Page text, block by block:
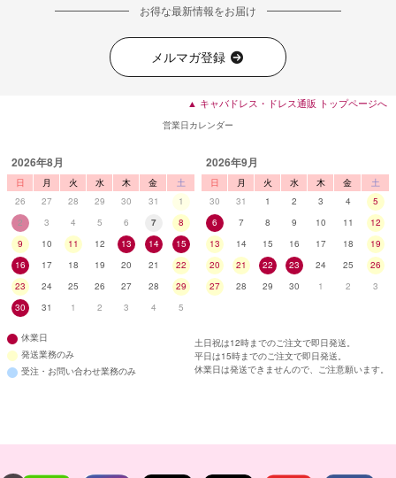
お得な最新情報をお届け
メルマガ登録
▲ キャバドレス・ドレス通販 トップページへ
営業日カレンダー
2026年8月
日 月 火 水 木 金
土
26
27 28 29 30 31
1
2
3 4 5 6 7
8
9
10 11 12 13 14
15
16
17 18 19 20 21
22
23
24 25 26 27 28
29
30
31 1 2 3 4 5
2026年9月
日 月 火 水 木 金
土
30
31 1 2 3 4
5
6
7 8 9 10 11
12
13
14 15 16 17 18
19
20
21 22 23 24 25
26
27
28 29 30 1 2 3
休業日
発送業務のみ
受注・お問い合わせ業務のみ
土日祝は12時までのご注文で即日発送。
平日は15時までのご注文で即日発送。
休業日は発送できませんので、ご注意願います。